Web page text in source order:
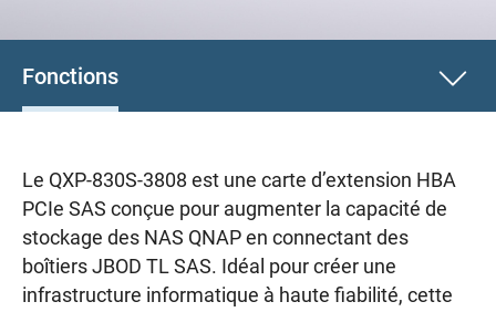
Fonctions
Le QXP-830S-3808 est une carte d’extension HBA
PCIe SAS conçue pour augmenter la capacité de
stockage des NAS QNAP en connectant des
boîtiers JBOD TL SAS. Idéal pour créer une
infrastructure informatique à haute fiabilité, cette